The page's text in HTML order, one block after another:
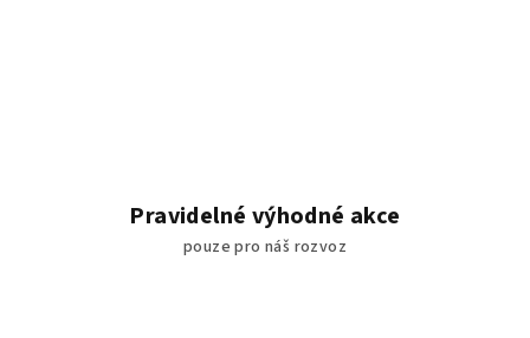
Pravidelné výhodné akce
pouze pro náš rozvoz